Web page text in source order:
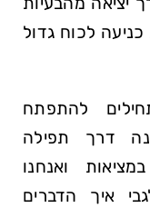
לכוח גדול
להתפתח
דרך תפילה
ואנחנו
איך הדברים